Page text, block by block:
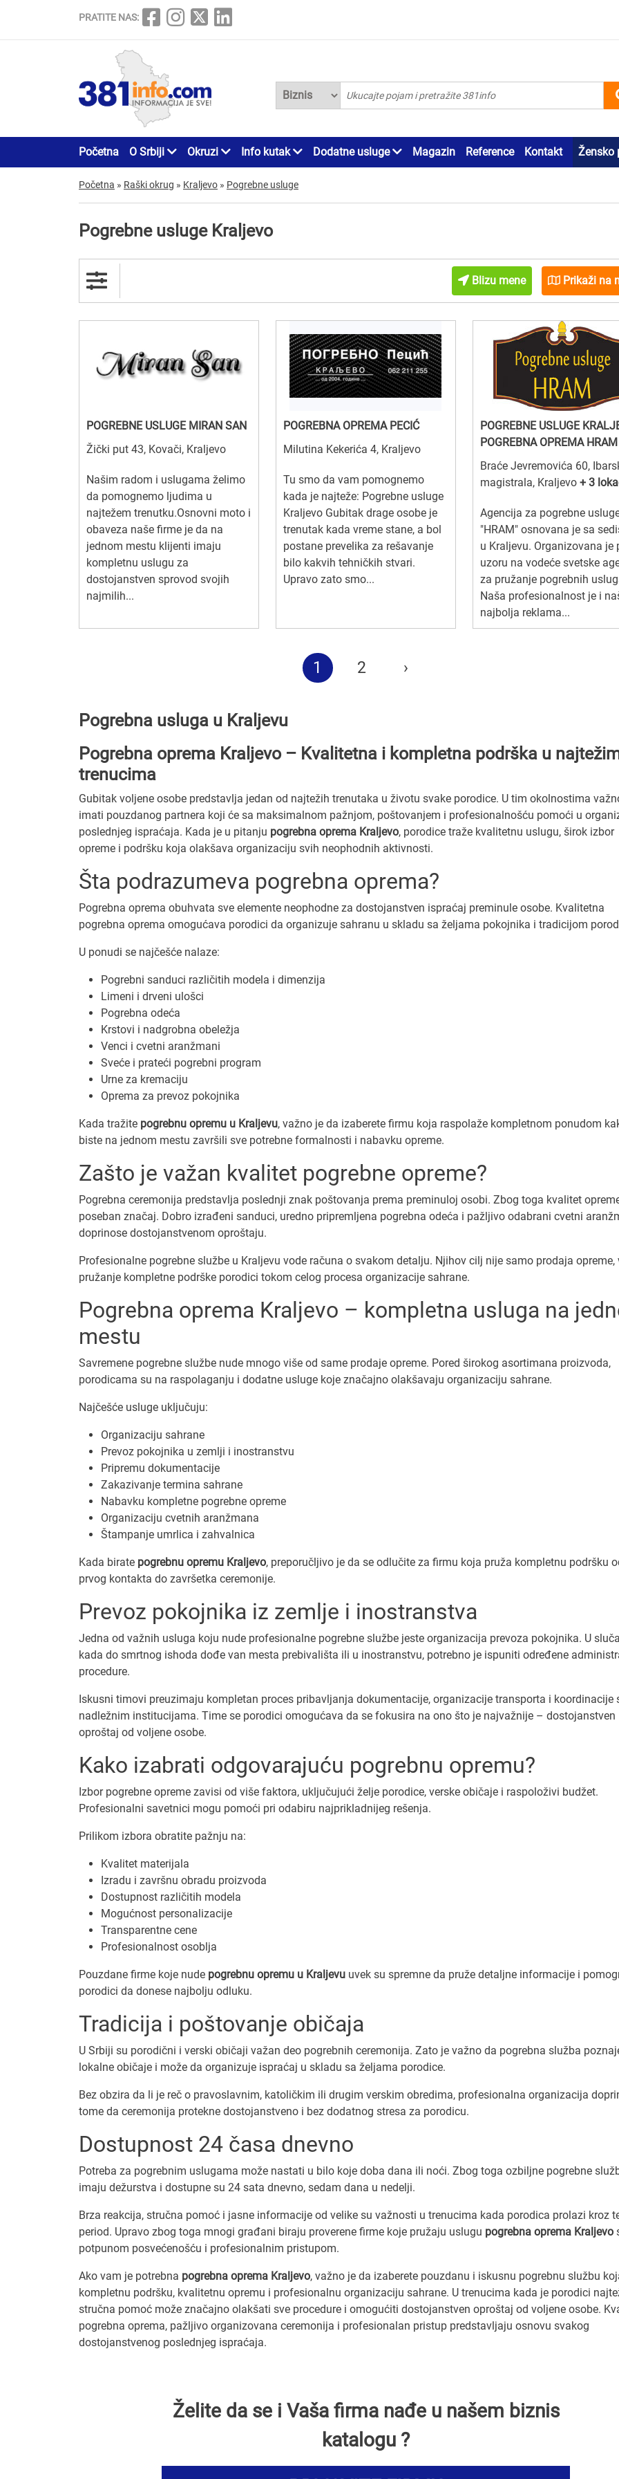
PRATITE NAS:
Početna O Srbiji Okruzi Info kutak Dodatne usluge Magazin Reference Kontakt Žensko
Početna » Raški okrug » Kraljevo » Pogrebne usluge
Pogrebne usluge Kraljevo
Blizu mene Prikaži na
POGREBNE USLUGE MIRAN SAN
Žički put 43, Kovači, Kraljevo
Našim radom i uslugama želimo
da pomognemo ljudima u
najtežem trenutku.Osnovni moto i
obaveza naše firme je da na
jednom mestu klijenti imaju
kompletnu uslugu za
dostojanstven sprovod svojih
najmilih...
POGREBNA OPREMA PECIĆ
Milutina Kekerića 4, Kraljevo
Tu smo da vam pomognemo
kada je najteže: Pogrebne usluge
Kraljevo Gubitak drage osobe je
trenutak kada vreme stane, a bol
postane prevelika za rešavanje
bilo kakvih tehničkih stvari.
Upravo zato smo...
POGREBNE USLUGE
POGREBNA OPREMA HRAM
Braće Jevremovića 60,
magistrala, Kraljevo + 3
Agencija za pogrebne
"HRAM" osnovana je sa
u Kraljevu. Organizovana je
uzoru na vodeće svetske
za pružanje pogrebnih
Naša profesionalnost je i
najbolja reklama...
1 2 ›
Pogrebna usluga u Kraljevu
Pogrebna oprema Kraljevo – Kvalitetna i kompletna podrška u
trenucima
Gubitak voljene osobe predstavlja jedan od najtežih trenutaka u životu svake porodice. U tim okolnostima
imati pouzdanog partnera koji će sa maksimalnom pažnjom, poštovanjem i profesionalnošću pomoći u
poslednjeg ispraćaja. Kada je u pitanju pogrebna oprema Kraljevo, porodice traže kvalitetnu uslugu, širok izbor
opreme i podršku koja olakšava organizaciju svih neophodnih aktivnosti.
Šta podrazumeva pogrebna oprema?
Pogrebna oprema obuhvata sve elemente neophodne za dostojanstven ispraćaj preminule osobe. Kvalitetna
pogrebna oprema omogućava porodici da organizuje sahranu u skladu sa željama pokojnika i tradicijom
U ponudi se najčešće nalaze:
Pogrebni sanduci različitih modela i dimenzija
Limeni i drveni ulošci
Pogrebna odeća
Krstovi i nadgrobna obeležja
Venci i cvetni aranžmani
Sveće i prateći pogrebni program
Urne za kremaciju
Oprema za prevoz pokojnika
Kada tražite pogrebnu opremu u Kraljevu, važno je da izaberete firmu koja raspolaže kompletnom ponudom
biste na jednom mestu završili sve potrebne formalnosti i nabavku opreme.
Zašto je važan kvalitet pogrebne opreme?
Pogrebna ceremonija predstavlja poslednji znak poštovanja prema preminuloj osobi. Zbog toga kvalitet
poseban značaj. Dobro izrađeni sanduci, uredno pripremljena pogrebna odeća i pažljivo odabrani cvetni
doprinose dostojanstvenom oproštaju.
Profesionalne pogrebne službe u Kraljevu vode računa o svakom detalju. Njihov cilj nije samo prodaja opreme,
pružanje kompletne podrške porodici tokom celog procesa organizacije sahrane.
Pogrebna oprema Kraljevo – kompletna usluga na
mestu
Savremene pogrebne službe nude mnogo više od same prodaje opreme. Pored širokog asortimana proizvoda,
porodicama su na raspolaganju i dodatne usluge koje značajno olakšavaju organizaciju sahrane.
Najčešće usluge uključuju:
Organizaciju sahrane
Prevoz pokojnika u zemlji i inostranstvu
Pripremu dokumentacije
Zakazivanje termina sahrane
Nabavku kompletne pogrebne opreme
Organizaciju cvetnih aranžmana
Štampanje umrlica i zahvalnica
Kada birate pogrebnu opremu Kraljevo, preporučljivo je da se odlučite za firmu koja pruža kompletnu podršku
prvog kontakta do završetka ceremonije.
Prevoz pokojnika iz zemlje i inostranstva
Jedna od važnih usluga koju nude profesionalne pogrebne službe jeste organizacija prevoza pokojnika. U
kada do smrtnog ishoda dođe van mesta prebivališta ili u inostranstvu, potrebno je ispuniti određene
procedure.
Iskusni timovi preuzimaju kompletan proces pribavljanja dokumentacije, organizacije transporta i koordinacije
nadležnim institucijama. Time se porodici omogućava da se fokusira na ono što je najvažnije – dostojanstven
oproštaj od voljene osobe.
Kako izabrati odgovarajuću pogrebnu opremu?
Izbor pogrebne opreme zavisi od više faktora, uključujući želje porodice, verske običaje i raspoloživi budžet.
Profesionalni savetnici mogu pomoći pri odabiru najprikladnijeg rešenja.
Prilikom izbora obratite pažnju na:
Kvalitet materijala
Izradu i završnu obradu proizvoda
Dostupnost različitih modela
Mogućnost personalizacije
Transparentne cene
Profesionalnost osoblja
Pouzdane firme koje nude pogrebnu opremu u Kraljevu uvek su spremne da pruže detaljne informacije i
porodici da donese najbolju odluku.
Tradicija i poštovanje običaja
U Srbiji su porodični i verski običaji važan deo pogrebnih ceremonija. Zato je važno da pogrebna služba
lokalne običaje i može da organizuje ispraćaj u skladu sa željama porodice.
Bez obzira da li je reč o pravoslavnim, katoličkim ili drugim verskim obredima, profesionalna organizacija
tome da ceremonija protekne dostojanstveno i bez dodatnog stresa za porodicu.
Dostupnost 24 časa dnevno
Potreba za pogrebnim uslugama može nastati u bilo koje doba dana ili noći. Zbog toga ozbiljne pogrebne
imaju dežurstva i dostupne su 24 sata dnevno, sedam dana u nedelji.
Brza reakcija, stručna pomoć i jasne informacije od velike su važnosti u trenucima kada porodica prolazi kroz
period. Upravo zbog toga mnogi građani biraju proverene firme koje pružaju uslugu pogrebna oprema Kraljevo
potpunom posvećenošću i profesionalnim pristupom.
Ako vam je potrebna pogrebna oprema Kraljevo, važno je da izaberete pouzdanu i iskusnu pogrebnu službu
kompletnu podršku, kvalitetnu opremu i profesionalnu organizaciju sahrane. U trenucima kada je porodici
stručna pomoć može značajno olakšati sve procedure i omogućiti dostojanstven oproštaj od voljene osobe.
pogrebna oprema, pažljivo organizovana ceremonija i profesionalan pristup predstavljaju osnovu svakog
dostojanstvenog poslednjeg ispraćaja.
Želite da se i Vaša firma nađe u našem biznis
katalogu ?